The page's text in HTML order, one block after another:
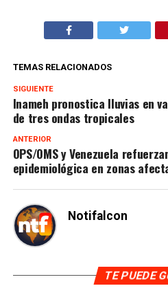
TEMAS RELACIONADOS
SIGUIENTE
Inameh pronostica lluvias en
de tres ondas tropicales
ANTERIOR
OPS/OMS y Venezuela
epidemiológica en zonas
Notifalcon
TE PUEDE